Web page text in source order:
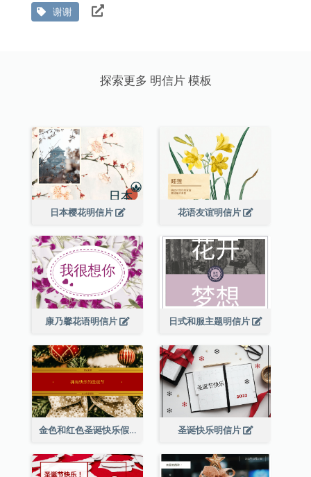
谢谢
探索更多 明信片 模板
日本樱花明信片 花语友谊明信片
康乃馨花语明信片 日式和服主题明信片
金色和红色圣诞快乐假期明信片 圣诞快乐明信片